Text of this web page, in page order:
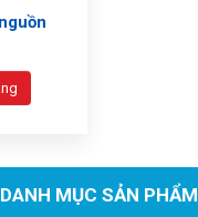
DANH MỤC SẢN PHẨM